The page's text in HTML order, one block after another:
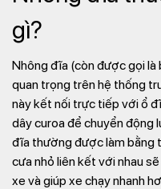
gì?
Nhông đĩa (còn được gọi là
quan trọng trên hệ thống
này kết nối trực tiếp với ổ
dây curoa để chuyển động
đĩa thường được làm bằng
cưa nhỏ liên kết với nhau
xe và giúp xe chạy nhanh